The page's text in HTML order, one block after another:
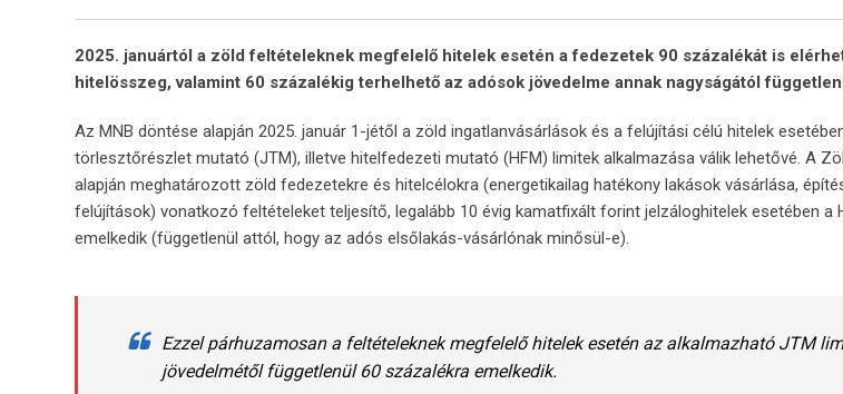
2025. januártól a zöld feltételeknek megfelelő hitelek esetén a fedezetek 90 százalékát is
hitelösszeg, valamint 60 százalékig terhelhető az adósok jövedelme annak nagyságától
Az MNB döntése alapján 2025. január 1-jétől a zöld ingatlanvásárlások és a felújítási célú hitelek
törlesztőrészlet mutató (JTM), illetve hitelfedezeti mutató (HFM) limitek alkalmazása válik lehetővé. A
alapján meghatározott zöld fedezetekre és hitelcélokra (energetikailag hatékony lakások vásárlása,
felújítások) vonatkozó feltételeket teljesítő, legalább 10 évig kamatfixált forint jelzáloghitelek esetében a
emelkedik (függetlenül attól, hogy az adós elsőlakás-vásárlónak minősül-e).
Ezzel párhuzamosan a feltételeknek megfelelő hitelek esetén az alkalmazható JTM
jövedelmétől függetlenül 60 százalékra emelkedik.